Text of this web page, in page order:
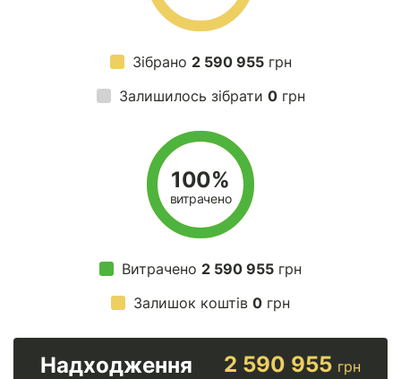
Зібрано 2 590 955грн
Залишилось зібрати 0грн
100%
витрачено
Витрачено 2 590 955 грн
Залишок коштів 0 грн
Надходження 2 590 955 грн